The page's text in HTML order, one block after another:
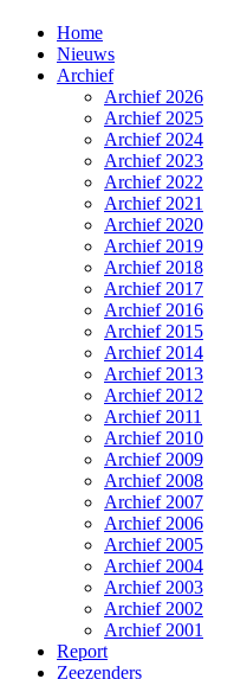
Home
Nieuws
Archief
Archief 2026
Archief 2025
Archief 2024
Archief 2023
Archief 2022
Archief 2021
Archief 2020
Archief 2019
Archief 2018
Archief 2017
Archief 2016
Archief 2015
Archief 2014
Archief 2013
Archief 2012
Archief 2011
Archief 2010
Archief 2009
Archief 2008
Archief 2007
Archief 2006
Archief 2005
Archief 2004
Archief 2003
Archief 2002
Archief 2001
Report
Zeezenders